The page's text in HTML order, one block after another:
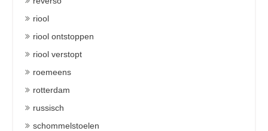
riool
riool ontstoppen
riool verstopt
roemeens
rotterdam
russisch
schommelstoelen